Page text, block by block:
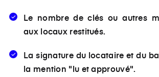
Le nombre de clés ou autres
aux locaux restitués.
La signature du locataire et du
la mention "lu et approuvé".